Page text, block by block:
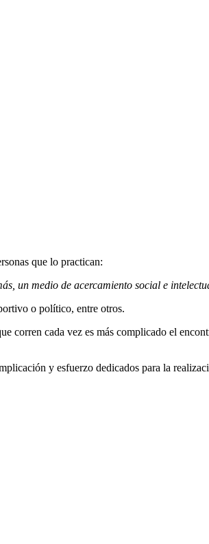
que lo practican:
un medio de acercamiento social e
o político, entre otros.
corren cada vez es más complicado el
y esfuerzo dedicados para la